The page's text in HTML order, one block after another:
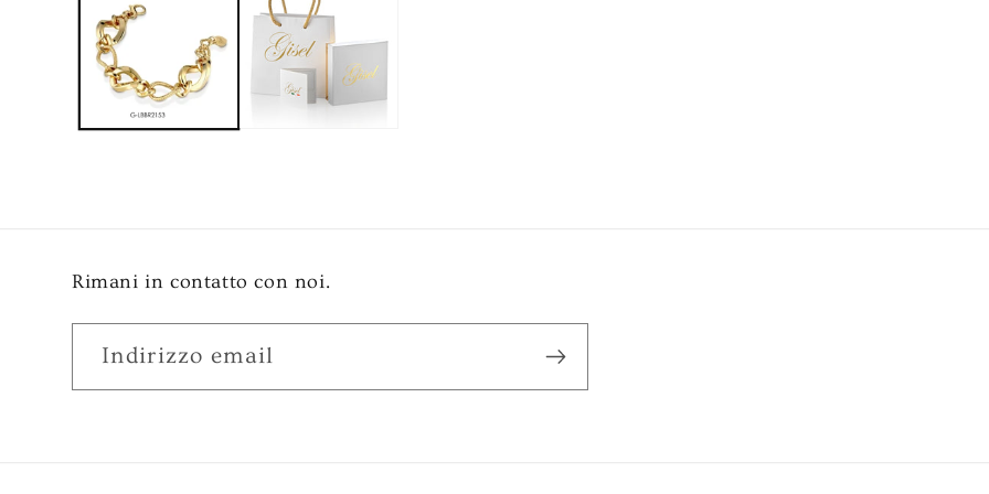
Rimani in contatto con noi.
Indirizzo email